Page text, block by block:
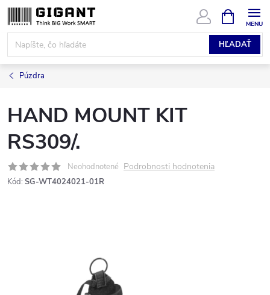
Prejsť
na
obsah
HĽADAŤ
KOŠÍK
Púzdra
HAND MOUNT KIT
RS309/.
Neohodnotené Podrobnosti hodnotenia
Kód: SG-WT4024021-01R